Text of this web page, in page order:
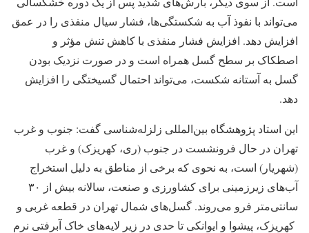
می‌تواند با نفوذ آب به شکستگی‌ها، فشار سیال منفذی را در عمق
افزایش دهد. افزایش فشار منفذی با کاهش تنش مؤثر و
اصطکاک بر سطح گسل همراه است و در صورت نزدیک بودن
گسل به آستانه شکست، می‌تواند احتمال گسیختگی را افزایش
دهد.
این استاد پژوهشگاه بین‌المللی زلزله‌شناسی گفت: جنوب و غرب
تهران در حال فرونشست در جنوب (ری، کهریزک) و غرب
(شهریار) است، به نحوی که برخی از مناطق به دلیل استخراج
آب‌های زیرزمینی برای کشاورزی و صنعت، سالانه بیش از ۳۰
سانتی‌متر فرو می‌روند. گسل‌های شمال تهران در قطعه غربی و
کهریزک، پیشوا و ایوانکی تا حدی در زیر لایه‌های خاک آبرفتی نرم